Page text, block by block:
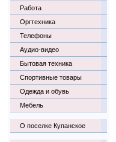
Работа
Оргтехника
Телефоны
Аудио-видео
Бытовая техника
Спортивные товары
Одежда и обувь
Мебель
О поселке Купанское